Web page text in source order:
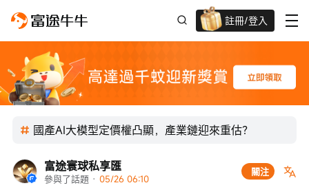
註冊/登入
迎新驚喜賞 股票/BTC等任你揀!
國產AI大模型定價權凸顯，產業鏈迎來重估？
富途寰球私享匯
參與了話題 · 05/26 06:10
關注